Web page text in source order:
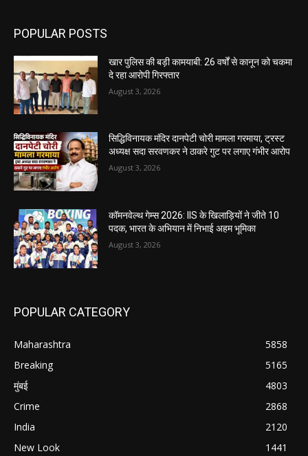
POPULAR POSTS
खार पुलिस की बड़ी कामयाबी: 26 वर्षों से कानून को चकमा
दे रहा आरोपी गिरफ्तार
August 3, 2026
सिद्धिविनायक मंदिर दानपेटी चोरी मामला गरमाया, ट्रस्ट
अध्यक्ष सदा सरवणकर ने ठाकरे गुट पर लगाए गंभीर आरोप
August 3, 2026
कॉमनवेल्थ गेम्स 2026: IIS के खिलाड़ियों ने जीते 10
पदक, भारत के अभियान में निभाई अहम भूमिका
August 3, 2026
POPULAR CATEGORY
Maharashtra
5858
Breaking
5165
मुंबई
4803
Crime
2868
India
2120
New Look
1441